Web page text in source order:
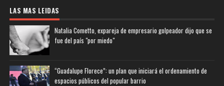
LAS MAS LEIDAS
Natalia Cometto, expareja de empresario golpeador dijo que se
fue del país "por miedo"
“Guadalupe Florece”: un plan que iniciará el ordenamiento de
espacios públicos del popular barrio